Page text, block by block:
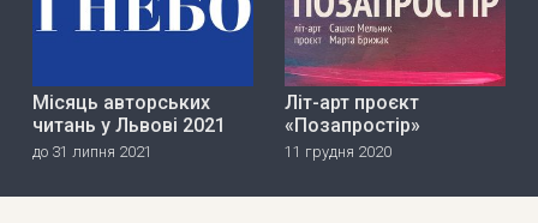
Місяць авторських
читань у Львові 2021
до 31 липня 2021
Літ-арт проєкт
«Позапростір»
11 грудня 2020